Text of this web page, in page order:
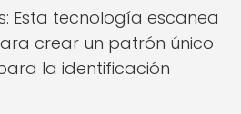
Esta tecnología escanea
crear un patrón único
la identificación